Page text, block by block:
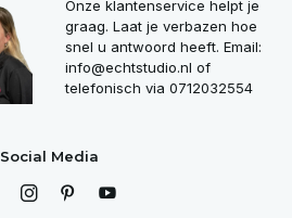
Onze klantenservice helpt je
graag. Laat je verbazen hoe
snel u antwoord heeft. Email:
info@echtstudio.nl of
telefonisch via 0712032554
Social Media